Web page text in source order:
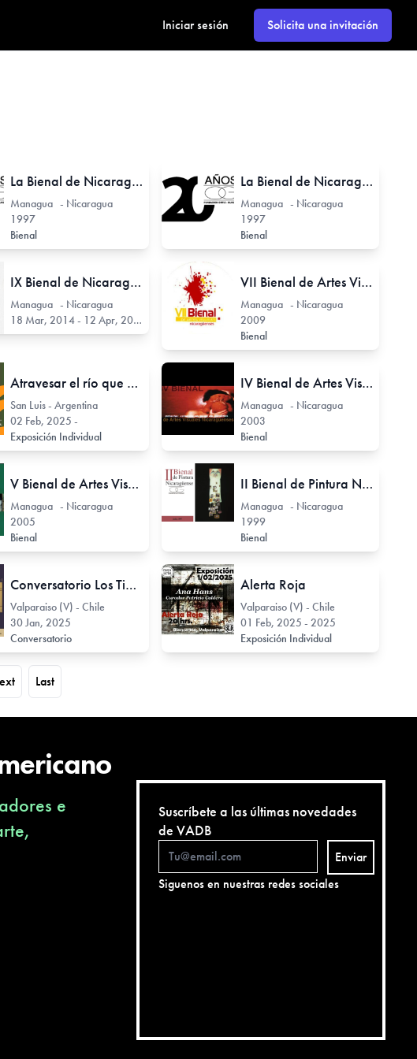
Iniciar sesión Solicita una invitación
La Bienal de Nicaragua
Managua - Nicaragua
1997
Bienal
La Bienal de Nicaragua
Managua - Nicaragua
1997
Bienal
IX Bienal de Nicaragua
Managua - Nicaragua
18 Mar, 2014 - 12 Apr, 2014
VII Bienal de Artes Visuales Nicaragüense
Managua - Nicaragua
2009
Bienal
Atravesar el río que nos habita
San Luis - Argentina
02 Feb, 2025 -
Exposición Individual
IV Bienal de Artes Visuales Nicaragüense
Managua - Nicaragua
2003
Bienal
V Bienal de Artes Visuales Nicaragüense
Managua - Nicaragua
2005
Bienal
II Bienal de Pintura Nicaragüense
Managua - Nicaragua
1999
Bienal
Conversatorio Los Tiempos del Grabado
Valparaiso (V) - Chile
30 Jan, 2025
Conversatorio
Alerta Roja
Valparaiso (V) - Chile
01 Feb, 2025 - 2025
Exposición Individual
Last
e
Suscríbete a las últimas novedades
de VADB
Enviar
Siguenos en nuestras redes sociales